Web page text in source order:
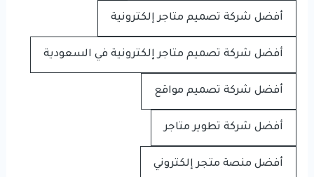
أفضل شركة تصميم متاجر إلكترونية
أفضل شركة تصميم متاجر إلكترونية في السعودية
أفضل شركة تصميم مواقع
أفضل شركة تطوير متاجر
أفضل منصة متجر إلكتروني